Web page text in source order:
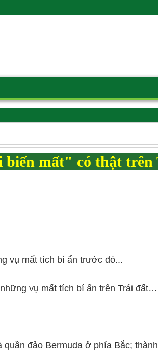
mất" có thật trên
vụ mất tích bí ẩn trước đó...
vụ mất tích bí ẩn trên Trái đất…
đảo Bermuda ở phía Bắc;